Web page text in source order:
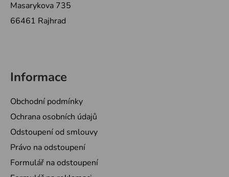
Masarykova 735
66461 Rajhrad
Informace
Obchodní podmínky
Ochrana osobních údajů
Odstoupení od smlouvy
Právo na odstoupení
Formulář na odstoupení